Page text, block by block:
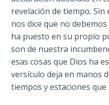
en
el
otoño
de
1986.
El
libro
muestra
The
Rapture in
the Light of
Tabernacles
The
Biblical
revelación de tiempo.
nos dice que no
ha puesto en su propio
son de nuestra
esas cosas que Dios ha
versículo deja en manos
tiempos y estaciones que